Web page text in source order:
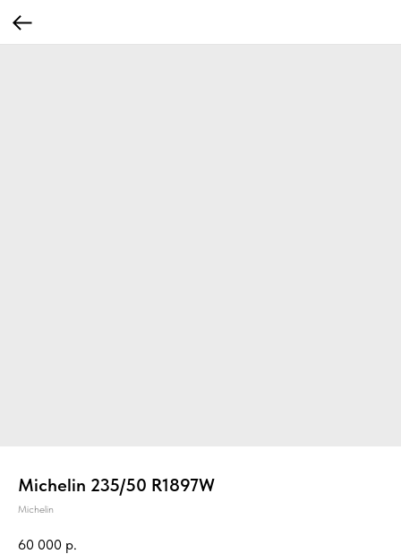
Michelin 235/50 R1897W
Michelin
60 000 р.